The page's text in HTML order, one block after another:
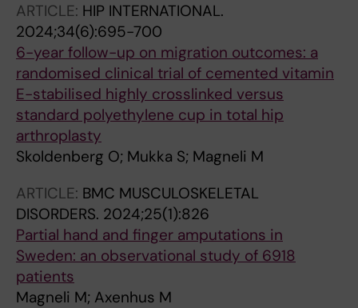
ARTICLE: HIP INTERNATIONAL.
2024;34(6):695-700
6-year follow-up on migration outcomes: a
randomised clinical trial of cemented vitamin
E-stabilised highly crosslinked versus
standard polyethylene cup in total hip
arthroplasty
Skoldenberg O; Mukka S; Magneli M
ARTICLE: BMC MUSCULOSKELETAL
DISORDERS. 2024;25(1):826
Partial hand and finger amputations in
Sweden: an observational study of 6918
patients
Magneli M; Axenhus M